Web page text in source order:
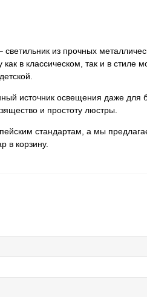
из прочных
в классическом, так и в
источник освещения даже
и простоту люстры.
стандартам, а мы
в корзину.